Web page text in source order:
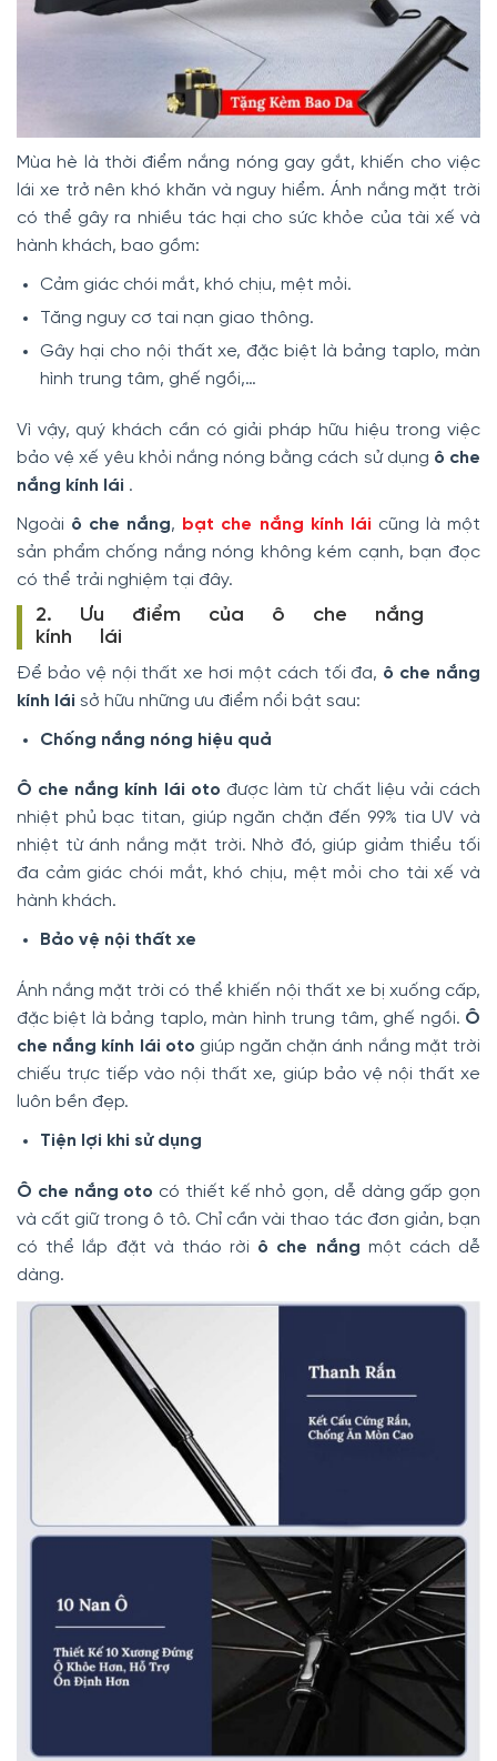
Mùa hè là thời điểm nắng nóng gay gắt, khiến cho việc
lái xe trở nên khó khăn và nguy hiểm. Ánh nắng mặt trời
có thể gây ra nhiều tác hại cho sức khỏe của tài xế và
hành khách, bao gồm:
Cảm giác chói mắt, khó chịu, mệt mỏi.
Tăng nguy cơ tai nạn giao thông.
Gây hại cho nội thất xe, đặc biệt là bảng taplo, màn
hình trung tâm, ghế ngồi,…
Vì vậy, quý khách cần có giải pháp hữu hiệu trong việc
bảo vệ xế yêu khỏi nắng nóng bằng cách sử dụng ô che
nắng kính lái .
Ngoài ô che nắng, bạt che nắng kính lái cũng là một
sản phẩm chống nắng nóng không kém cạnh, bạn đọc
có thể trải nghiệm tại đây.
2. Ưu điểm của ô che nắng
kính lái
Để bảo vệ nội thất xe hơi một cách tối đa, ô che nắng
kính lái sở hữu những ưu điểm nổi bật sau:
Chống nắng nóng hiệu quả
Ô che nắng kính lái oto được làm từ chất liệu vải cách
nhiệt phủ bạc titan, giúp ngăn chặn đến 99% tia UV và
nhiệt từ ánh nắng mặt trời. Nhờ đó, giúp giảm thiểu tối
đa cảm giác chói mắt, khó chịu, mệt mỏi cho tài xế và
hành khách.
Bảo vệ nội thất xe
Ánh nắng mặt trời có thể khiến nội thất xe bị xuống cấp,
đặc biệt là bảng taplo, màn hình trung tâm, ghế ngồi. Ô
che nắng kính lái oto giúp ngăn chặn ánh nắng mặt trời
chiếu trực tiếp vào nội thất xe, giúp bảo vệ nội thất xe
luôn bền đẹp.
Tiện lợi khi sử dụng
Ô che nắng oto có thiết kế nhỏ gọn, dễ dàng gấp gọn
và cất giữ trong ô tô. Chỉ cần vài thao tác đơn giản, bạn
có thể lắp đặt và tháo rời ô che nắng một cách dễ
dàng.